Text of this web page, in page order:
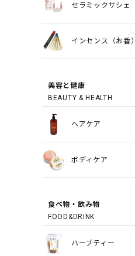
セラミックサシェ
インセンス（お香）
美容と健康
BEAUTY & HEALTH
ヘアケア
ボディケア
食べ物・飲み物
FOOD&DRINK
ハーブティー